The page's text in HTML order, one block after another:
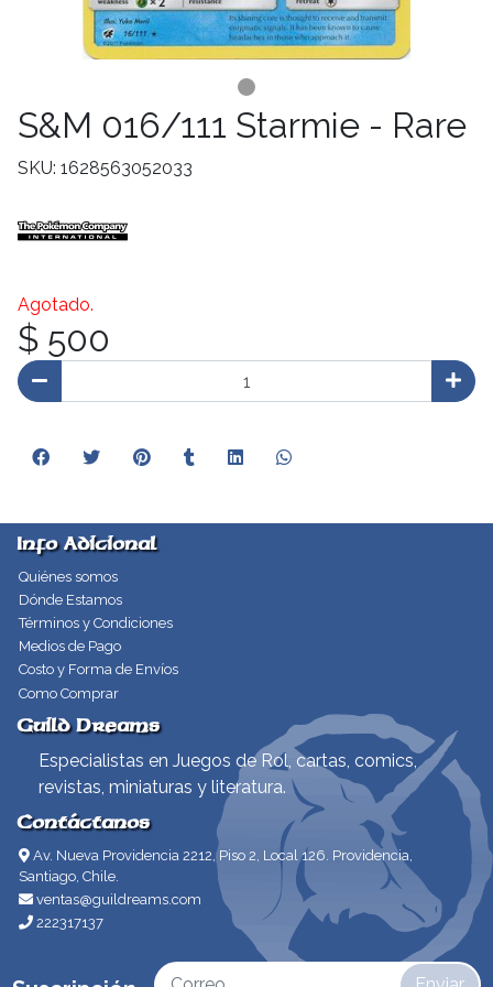
S&M 016/111 Starmie - Rare
SKU: 1628563052033
Agotado.
$ 500
Info Adicional
Quiénes somos
Dónde Estamos
Términos y Condiciones
Medios de Pago
Costo y Forma de Envíos
Como Comprar
Guild Dreams
Especialistas en Juegos de Rol, cartas, comics,
revistas, miniaturas y literatura.
Contáctanos
Av. Nueva Providencia 2212, Piso 2, Local 126. Providencia,
Santiago, Chile.
ventas@guildreams.com
222317137